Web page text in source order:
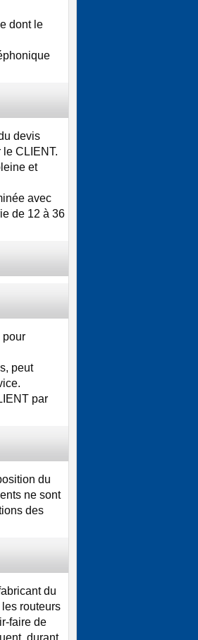
dont le
devis
CLIENT.
et
avec
de 12 à 36
pour
peut
par
du
ne sont
des
du
routeurs
faire de
durant